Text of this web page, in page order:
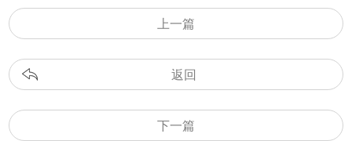
上一篇
返回
下一篇